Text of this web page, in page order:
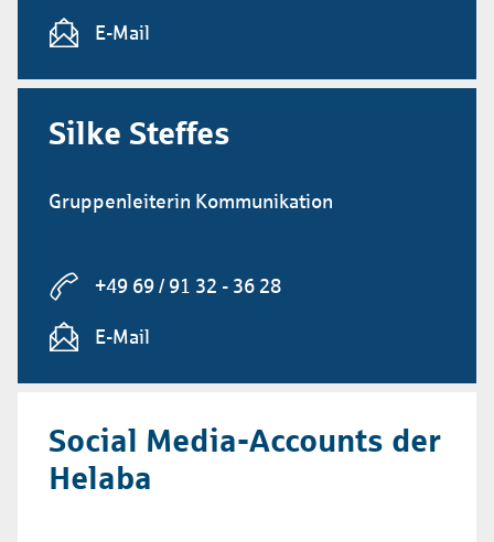
E-Mail
Silke Steffes
Gruppenleiterin Kommunikation
+49 69 / 91 32 - 36 28
E-Mail
Social Media-Accounts der
Helaba